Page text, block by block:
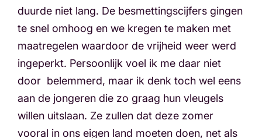
duurde niet lang. De besmettingscijfers gingen
te snel omhoog en we kregen te maken met
maatregelen waardoor de vrijheid weer werd
ingeperkt. Persoonlijk voel ik me daar niet
door belemmerd, maar ik denk toch wel eens
aan de jongeren die zo graag hun vleugels
willen uitslaan. Ze zullen dat deze zomer
vooral in ons eigen land moeten doen, net als